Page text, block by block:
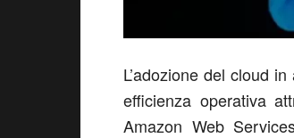
L’adozione del cloud
efficienza operativa
Amazon Web